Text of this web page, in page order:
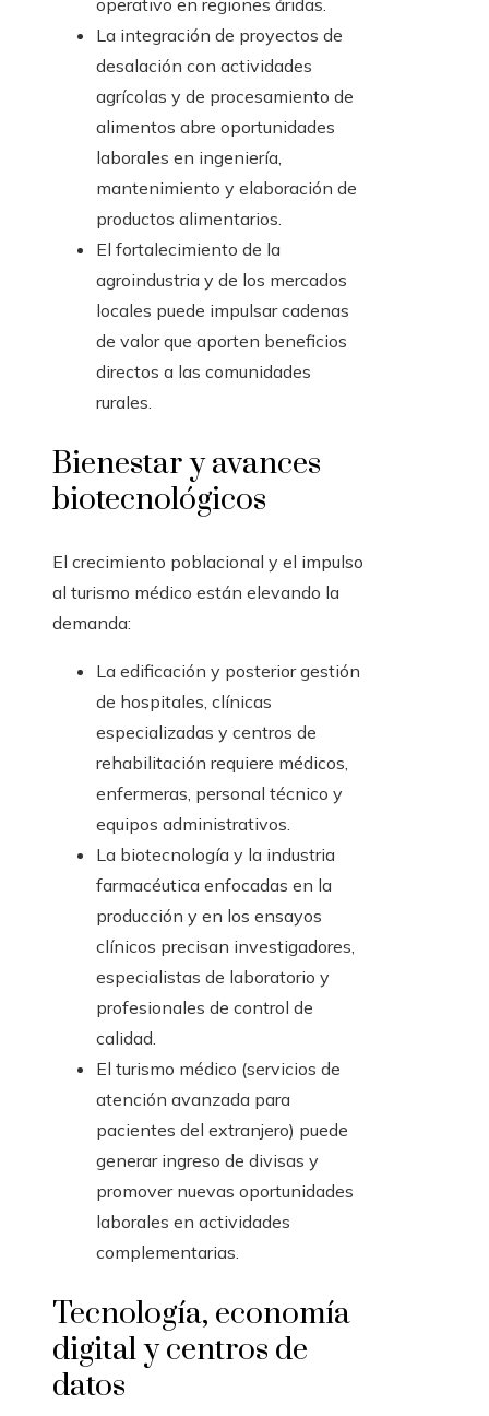
operativo en regiones áridas.
La integración de proyectos de
desalación con actividades
agrícolas y de procesamiento de
alimentos abre oportunidades
laborales en ingeniería,
mantenimiento y elaboración de
productos alimentarios.
El fortalecimiento de la
agroindustria y de los mercados
locales puede impulsar cadenas
de valor que aporten beneficios
directos a las comunidades
rurales.
Bienestar y avances
biotecnológicos
El crecimiento poblacional y el impulso
al turismo médico están elevando la
demanda:
La edificación y posterior gestión
de hospitales, clínicas
especializadas y centros de
rehabilitación requiere médicos,
enfermeras, personal técnico y
equipos administrativos.
La biotecnología y la industria
farmacéutica enfocadas en la
producción y en los ensayos
clínicos precisan investigadores,
especialistas de laboratorio y
profesionales de control de
calidad.
El turismo médico (servicios de
atención avanzada para
pacientes del extranjero) puede
generar ingreso de divisas y
promover nuevas oportunidades
laborales en actividades
complementarias.
Tecnología, economía
digital y centros de
datos